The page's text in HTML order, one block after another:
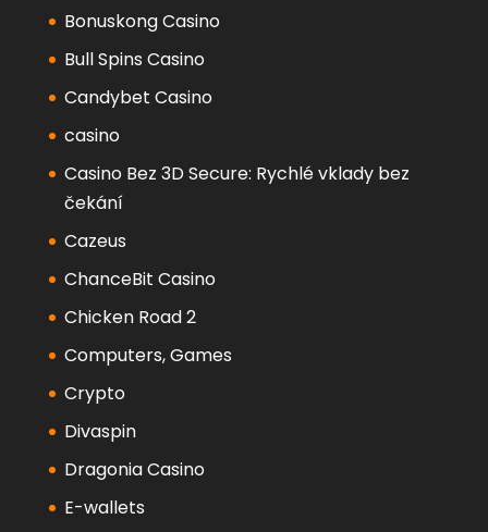
Bonuskong Casino
Bull Spins Casino
Candybet Casino
casino
Casino Bez 3D Secure: Rychlé vklady bez
čekání
Cazeus
ChanceBit Casino
Chicken Road 2
Computers, Games
Crypto
Divaspin
Dragonia Casino
E-wallets